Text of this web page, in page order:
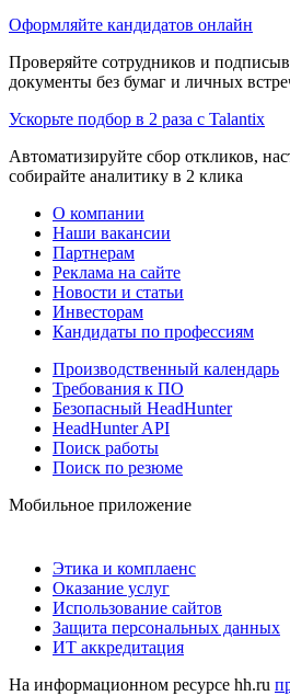
Оформляйте кандидатов онлайн
Проверяйте сотрудников и
документы без бумаг и личных
Ускорьте подбор в 2 раза с Talantix
Автоматизируйте сбор откликов,
собирайте аналитику в 2 клика
О компании
Наши вакансии
Партнерам
Реклама на сайте
Новости и статьи
Инвесторам
Кандидаты по профессиям
Производственный календарь
Требования к ПО
Безопасный HeadHunter
HeadHunter API
Поиск работы
Поиск по резюме
Мобильное приложение
Этика и комплаенс
Оказание услуг
Использование сайтов
Защита персональных данных
ИТ аккредитация
На информационном ресурсе hh.ru